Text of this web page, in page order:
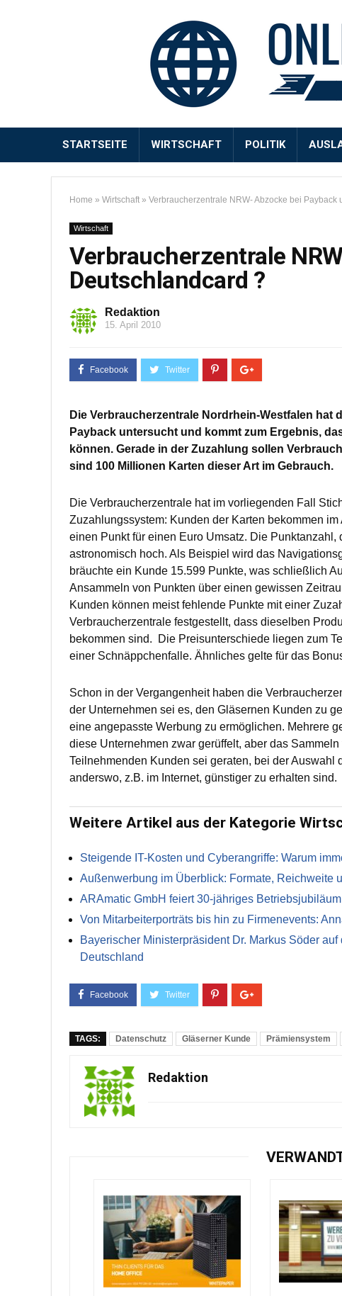
STARTSEITE WIRTSCHAFT POLITIK
Home » Wirtschaft » Verbraucherzentrale NRW- Abzocke bei Payback
Wirtschaft
Verbraucherzentrale
Deutschlandcard ?
Redaktion
15. April 2010
Die Verbraucherzentrale Nordrhein-Westfalen
Payback untersucht und kommt zum Ergebnis,
können. Gerade in der Zuzahlung sollen
sind 100 Millionen Karten dieser Art im Gebrauch.
Die Verbraucherzentrale hat im vorliegenden Fall
Zuzahlungssystem: Kunden der Karten bekommen
einen Punkt für einen Euro Umsatz. Die
astronomisch hoch. Als Beispiel wird das
bräuchte ein Kunde 15.599 Punkte, was schließlich
Ansammeln von Punkten über einen gewissen
Kunden können meist fehlende Punkte mit einer
Verbraucherzentrale festgestellt, dass dieselben
bekommen sind. Die Preisunterschiede liegen zum
einer Schnäppchenfalle. Ähnliches gelte für das
Schon in der Vergangenheit haben die
der Unternehmen sei es, den Gläsernen Kunden zu
eine angepasste Werbung zu ermöglichen. Mehrere
diese Unternehmen zwar gerüffelt, aber das
Teilnehmenden Kunden sei geraten, bei der
anderswo, z.B. im Internet, günstiger zu erhalten sind.
Weitere Artikel aus der Kategorie
Steigende IT-Kosten und Cyberangriffe: Warum
Außenwerbung im Überblick: Formate, Reichweite
ARAmatic GmbH feiert 30-jähriges Betriebsjubiläum
Von Mitarbeiterporträts bis hin zu Firmenevents:
Bayerischer Ministerpräsident Dr. Markus Söder
Deutschland
TAGS: Datenschutz Gläserner Kunde Prämiensystem
Redaktion